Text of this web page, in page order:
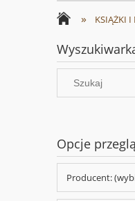
» KSIĄŻKI
Opcje
Producent: